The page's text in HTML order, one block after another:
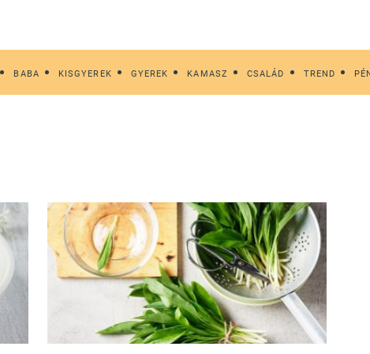
BABA KISGYEREK GYEREK KAMASZ CSALÁD TREND